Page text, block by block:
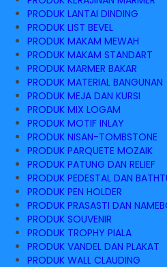
PRODUK LANTAI DINDING
PRODUK LIST BEVEL
PRODUK MAKAM MEWAH
PRODUK MAKAM STANDART
PRODUK MARMER BAKAR
PRODUK MATERIAL BANGUNAN
PRODUK MEJA DAN KURSI
PRODUK MIX LOGAM
PRODUK MOTIF INLAY
PRODUK NISAN-TOMBSTONE
PRODUK PARQUETE MOZAIK
PRODUK PATUNG DAN RELIEF
PRODUK PEDESTAL DAN
PRODUK PEN HOLDER
PRODUK PRASASTI DAN
PRODUK SOUVENIR
PRODUK TROPHY PIALA
PRODUK VANDEL DAN PLAKAT
PRODUK WALL CLAUDING